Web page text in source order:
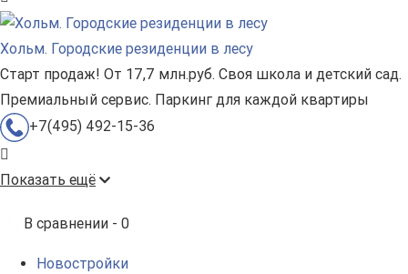
Хольм. Городские резиденции в лесу
Старт продаж! От 17,7 млн.руб. Своя школа и детский сад.
Премиальный сервис. Паркинг для каждой квартиры
+7(495) 492-15-36
Показать ещё
В сравнении - 0
Новостройки